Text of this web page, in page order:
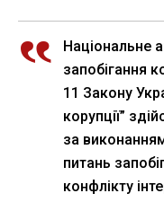
Національне
запобігання
11 Закону
корупції”
за
питань
конфлікту